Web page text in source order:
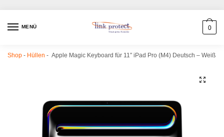
MENÜ 0
Shop - Hüllen - Apple Magic Keyboard für 11″ iPad Pro (M4) Deutsch – Weiß